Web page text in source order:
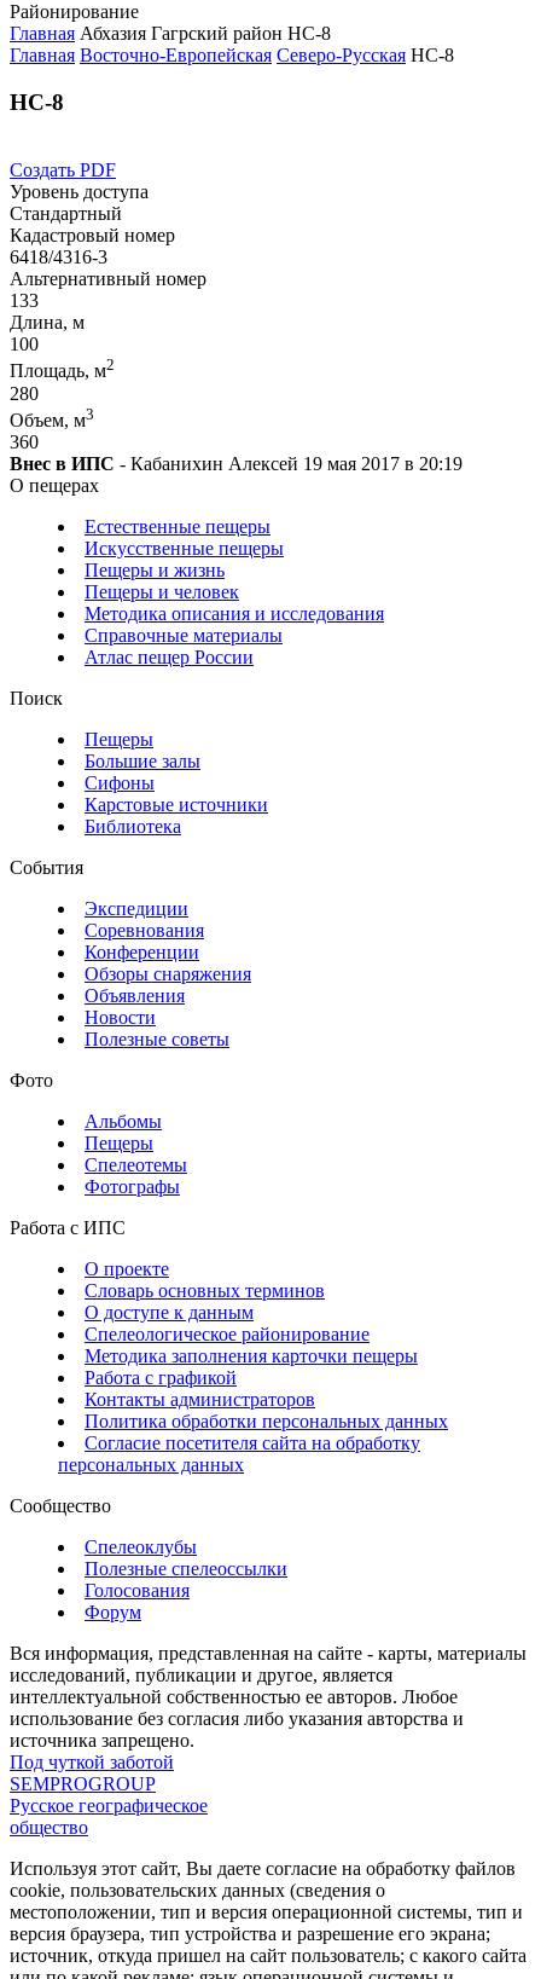
Районирование
Главная Абхазия Гагрский район НС-8
Главная Восточно-Европейская Северо-Русская НС-8
НС-8
Создать PDF
Уровень доступа
Стандартный
Кадастровый номер
6418/4316-3
Альтернативный номер
133
Длина, м
100
Площадь, м2
280
Объем, м3
360
Внес в ИПС - Кабанихин Алексей 19 мая 2017 в 20:19
О пещерах
Естественные пещеры
Искусственные пещеры
Пещеры и жизнь
Пещеры и человек
Методика описания и исследования
Справочные материалы
Атлас пещер России
Поиск
Пещеры
Большие залы
Сифоны
Карстовые источники
Библиотека
События
Экспедиции
Соревнования
Конференции
Обзоры снаряжения
Объявления
Новости
Полезные советы
Фото
Альбомы
Пещеры
Спелеотемы
Фотографы
Работа с ИПС
О проекте
Словарь основных терминов
О доступе к данным
Спелеологическое районирование
Методика заполнения карточки пещеры
Работа с графикой
Контакты администраторов
Политика обработки персональных данных
Согласие посетителя сайта на обработку
персональных данных
Сообщество
Спелеоклубы
Полезные спелеоссылки
Голосования
Форум
Вся информация, представленная на сайте - карты, материалы
исследований, публикации и другое, является
интеллектуальной собственностью ее авторов. Любое
использование без согласия либо указания авторства и
источника запрещено.
Под чуткой заботой
SEMPROGROUP
Русское географическое
общество
Используя этот сайт, Вы даете согласие на обработку файлов
cookie, пользовательских данных (сведения о
местоположении, тип и версия операционной системы, тип и
версия браузера, тип устройства и разрешение его экрана;
источник, откуда пришел на сайт пользователь; с какого сайта